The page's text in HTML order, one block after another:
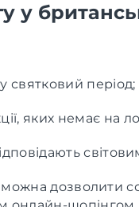
у
святковий період;
яких немає на
можна дозволити